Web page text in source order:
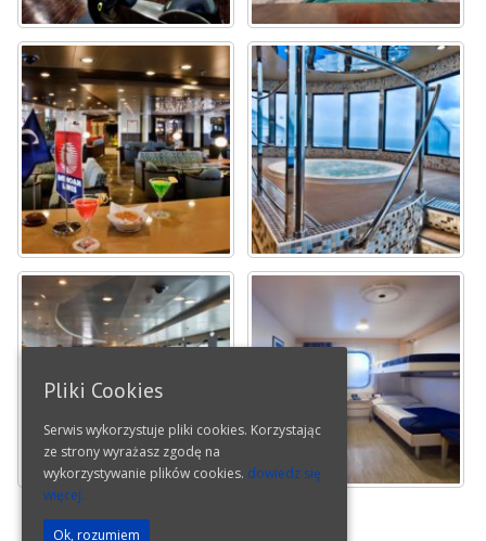
Pliki Cookies
Serwis wykorzystuje pliki cookies. Korzystając
ze strony wyrażasz zgodę na
wykorzystywanie plików cookies. dowiedz się
więcej.
Ok, rozumiem